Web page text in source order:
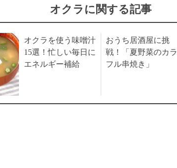
オクラに関する記事
オクラを使う味噌汁
15選！忙しい毎日に
エネルギー補給
おうち居酒屋に挑
戦！「夏野菜のカラ
フル串焼き」